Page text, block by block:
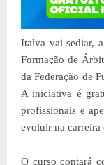
Italva vai sediar,
Formação de
da Federação de
A iniciativa é
profissionais e
evoluir na carreira
O curso contará